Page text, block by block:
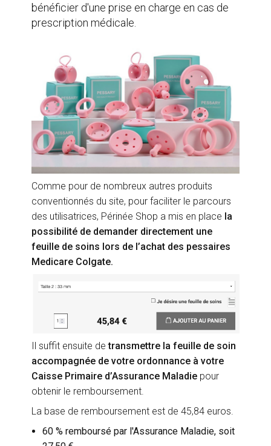
bénéficier d'une prise en charge en cas de
prescription médicale.
Comme pour de nombreux autres produits
conventionnés du site, pour faciliter le parcours
des utilisatrices, Périnée Shop a mis en place la
possibilité de demander directement une
feuille de soins lors de l’achat des pessaires
Medicare Colgate.
Il suffit ensuite detransmettre la feuille de soin
accompagnée de votre ordonnance à votre
Caisse Primaire d’Assurance Maladie pour
obtenir le remboursement.
La base de remboursement est de 45,84 euros.
60 % remboursé par l'Assurance Maladie, soit